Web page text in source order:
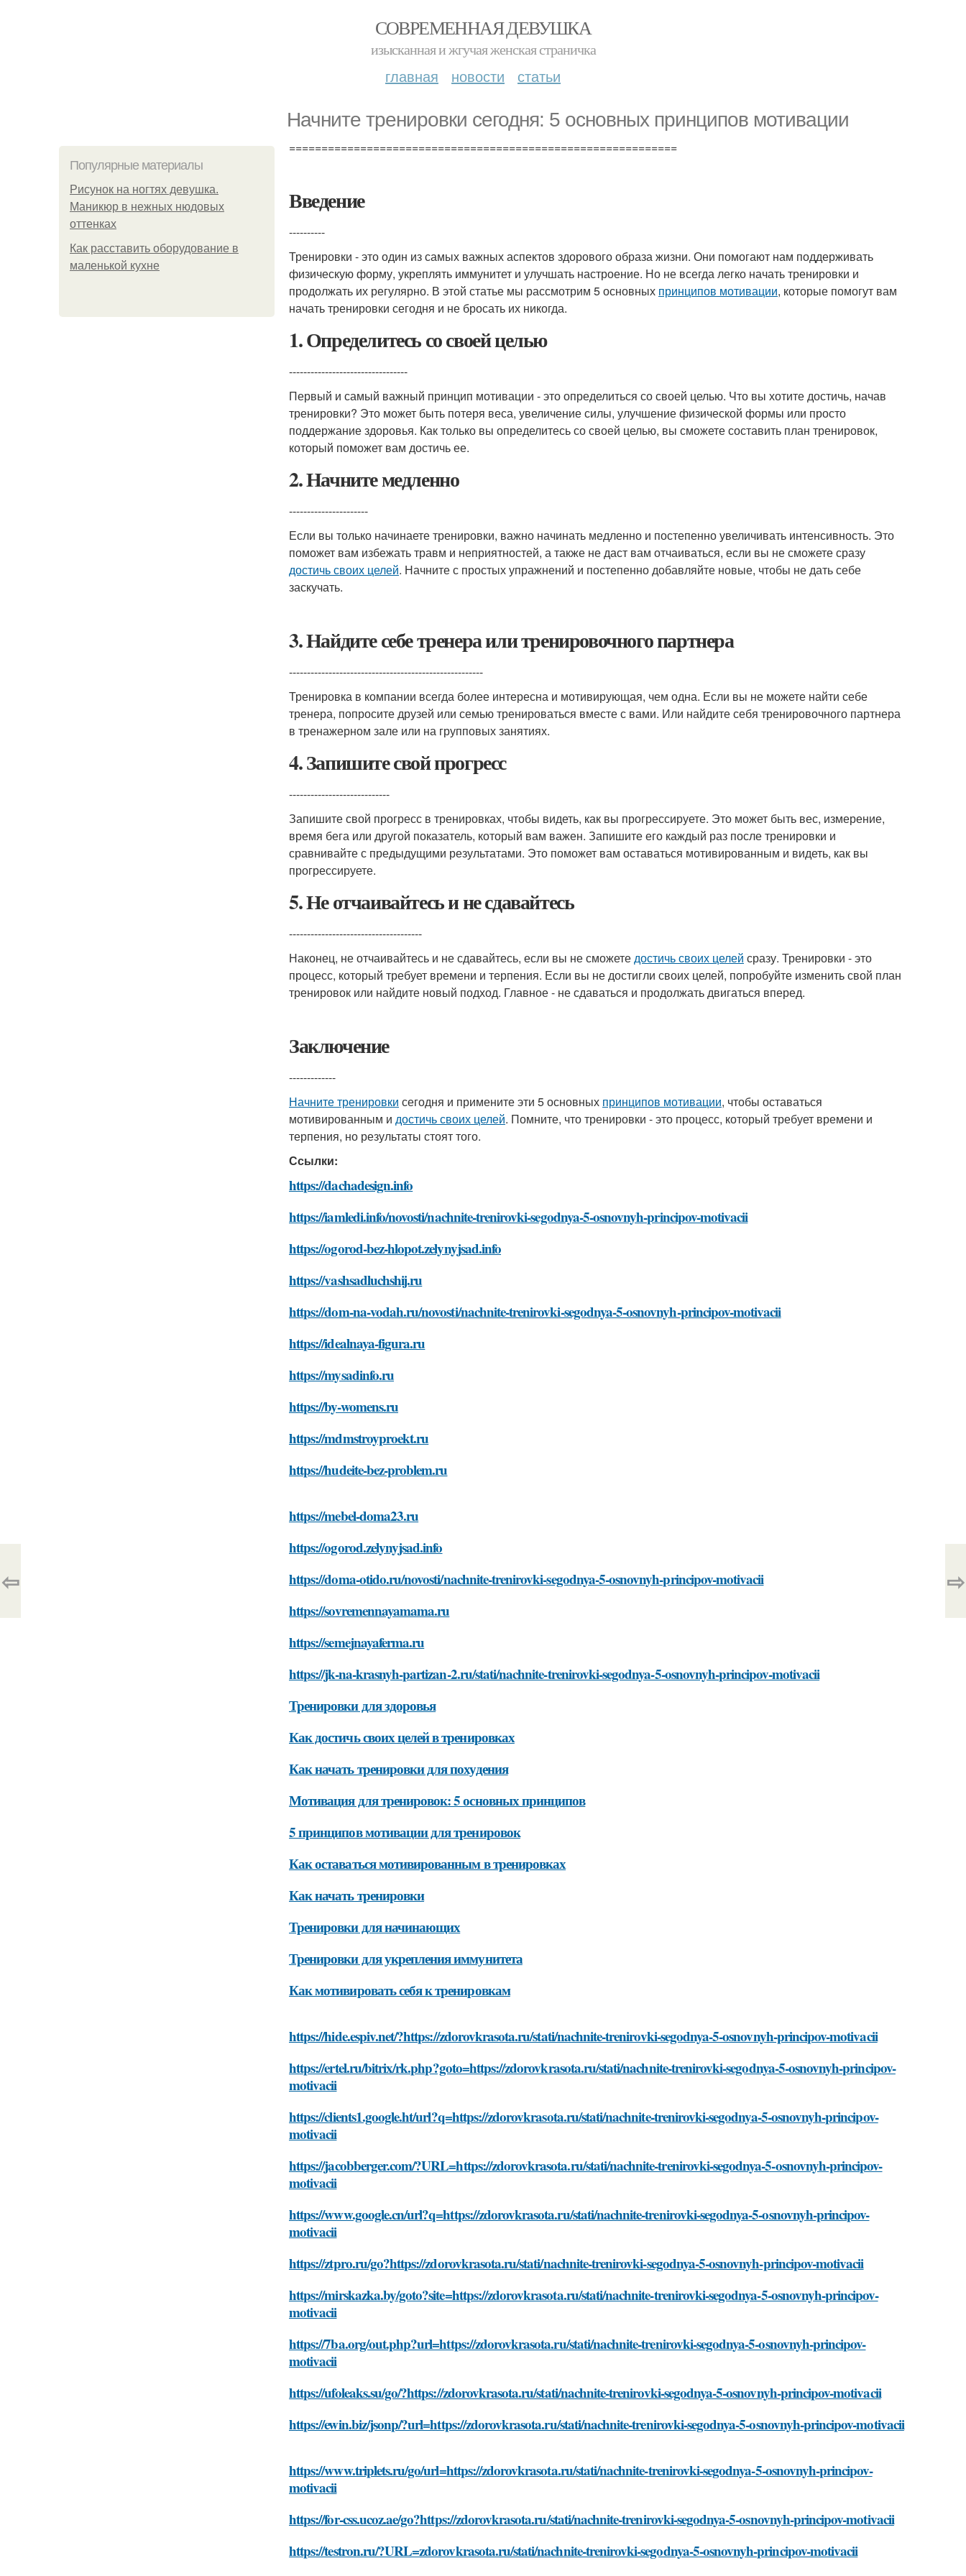
СОВРЕМЕННАЯ ДЕВУШКА
изысканная и жгучая женская страничка
главная новости статьи
Начните тренировки сегодня: 5 основных принципов мотивации
Популярные материалы
Рисунок на ногтях девушка.
Маникюр в нежных нюдовых
оттенках
Как расставить оборудование в
маленькой кухне
============================================================
Введение
----------
Тренировки - это один из самых важных аспектов здорового образа жизни. Они помогают нам поддерживать
физическую форму, укреплять иммунитет и улучшать настроение. Но не всегда легко начать тренировки и
продолжать их регулярно. В этой статье мы рассмотрим 5 основных принципов мотивации, которые помогут вам
начать тренировки сегодня и не бросать их никогда.
1. Определитесь со своей целью
---------------------------------
Первый и самый важный принцип мотивации - это определиться со своей целью. Что вы хотите достичь, начав
тренировки? Это может быть потеря веса, увеличение силы, улучшение физической формы или просто
поддержание здоровья. Как только вы определитесь со своей целью, вы сможете составить план тренировок,
который поможет вам достичь ее.
2. Начните медленно
----------------------
Если вы только начинаете тренировки, важно начинать медленно и постепенно увеличивать интенсивность. Это
поможет вам избежать травм и неприятностей, а также не даст вам отчаиваться, если вы не сможете сразу
достичь своих целей. Начните с простых упражнений и постепенно добавляйте новые, чтобы не дать себе
заскучать.
3. Найдите себе тренера или тренировочного партнера
------------------------------------------------------
Тренировка в компании всегда более интересна и мотивирующая, чем одна. Если вы не можете найти себе
тренера, попросите друзей или семью тренироваться вместе с вами. Или найдите себя тренировочного партнера
в тренажерном зале или на групповых занятиях.
4. Запишите свой прогресс
----------------------------
Запишите свой прогресс в тренировках, чтобы видеть, как вы прогрессируете. Это может быть вес, измерение,
время бега или другой показатель, который вам важен. Запишите его каждый раз после тренировки и
сравнивайте с предыдущими результатами. Это поможет вам оставаться мотивированным и видеть, как вы
прогрессируете.
5. Не отчаивайтесь и не сдавайтесь
-------------------------------------
Наконец, не отчаивайтесь и не сдавайтесь, если вы не сможетедостичь своих целей сразу. Тренировки - это
процесс, который требует времени и терпения. Если вы не достигли своих целей, попробуйте изменить свой план
тренировок или найдите новый подход. Главное - не сдаваться и продолжать двигаться вперед.
Заключение
-------------
Начните тренировки сегодня и примените эти 5 основных принципов мотивации, чтобы оставаться
мотивированным и достичь своих целей. Помните, что тренировки - это процесс, который требует времени и
терпения, но результаты стоят того.
Ссылки:
https://dachadesign.info
https://iamledi.info/novosti/nachnite-trenirovki-segodnya-5-osnovnyh-principov-motivacii
https://ogorod-bez-hlopot.zelynyjsad.info
https://vashsadluchshij.ru
https://dom-na-vodah.ru/novosti/nachnite-trenirovki-segodnya-5-osnovnyh-principov-motivacii
https://idealnaya-figura.ru
https://mysadinfo.ru
https://by-womens.ru
https://mdmstroyproekt.ru
https://hudeite-bez-problem.ru
https://mebel-doma23.ru
https://ogorod.zelynyjsad.info
https://doma-otido.ru/novosti/nachnite-trenirovki-segodnya-5-osnovnyh-principov-motivacii
https://sovremennayamama.ru
https://semejnayaferma.ru
https://jk-na-krasnyh-partizan-2.ru/stati/nachnite-trenirovki-segodnya-5-osnovnyh-principov-motivacii
Тренировки для здоровья
Как достичь своих целей в тренировках
Как начать тренировки для похудения
Мотивация для тренировок: 5 основных принципов
5 принципов мотивации для тренировок
Как оставаться мотивированным в тренировках
Как начать тренировки
Тренировки для начинающих
Тренировки для укрепления иммунитета
Как мотивировать себя к тренировкам
https://hide.espiv.net/?https://zdorovkrasota.ru/stati/nachnite-trenirovki-segodnya-5-osnovnyh-principov-motivacii
https://ertel.ru/bitrix/rk.php?goto=https://zdorovkrasota.ru/stati/nachnite-trenirovki-segodnya-5-osnovnyh-principov-
motivacii
https://clients1.google.ht/url?q=https://zdorovkrasota.ru/stati/nachnite-trenirovki-segodnya-5-osnovnyh-principov-
motivacii
https://jacobberger.com/?URL=https://zdorovkrasota.ru/stati/nachnite-trenirovki-segodnya-5-osnovnyh-principov-
motivacii
https://www.google.cn/url?q=https://zdorovkrasota.ru/stati/nachnite-trenirovki-segodnya-5-osnovnyh-principov-
motivacii
https://ztpro.ru/go?https://zdorovkrasota.ru/stati/nachnite-trenirovki-segodnya-5-osnovnyh-principov-motivacii
https://mirskazka.by/goto?site=https://zdorovkrasota.ru/stati/nachnite-trenirovki-segodnya-5-osnovnyh-principov-
motivacii
https://7ba.org/out.php?url=https://zdorovkrasota.ru/stati/nachnite-trenirovki-segodnya-5-osnovnyh-principov-
motivacii
https://ufoleaks.su/go/?https://zdorovkrasota.ru/stati/nachnite-trenirovki-segodnya-5-osnovnyh-principov-motivacii
https://ewin.biz/jsonp/?url=https://zdorovkrasota.ru/stati/nachnite-trenirovki-segodnya-5-osnovnyh-principov-motivacii
https://www.triplets.ru/go/url=https://zdorovkrasota.ru/stati/nachnite-trenirovki-segodnya-5-osnovnyh-principov-
motivacii
https://for-css.ucoz.ae/go?https://zdorovkrasota.ru/stati/nachnite-trenirovki-segodnya-5-osnovnyh-principov-motivacii
https://testron.ru/?URL=zdorovkrasota.ru/stati/nachnite-trenirovki-segodnya-5-osnovnyh-principov-motivacii
⇦ ⇨